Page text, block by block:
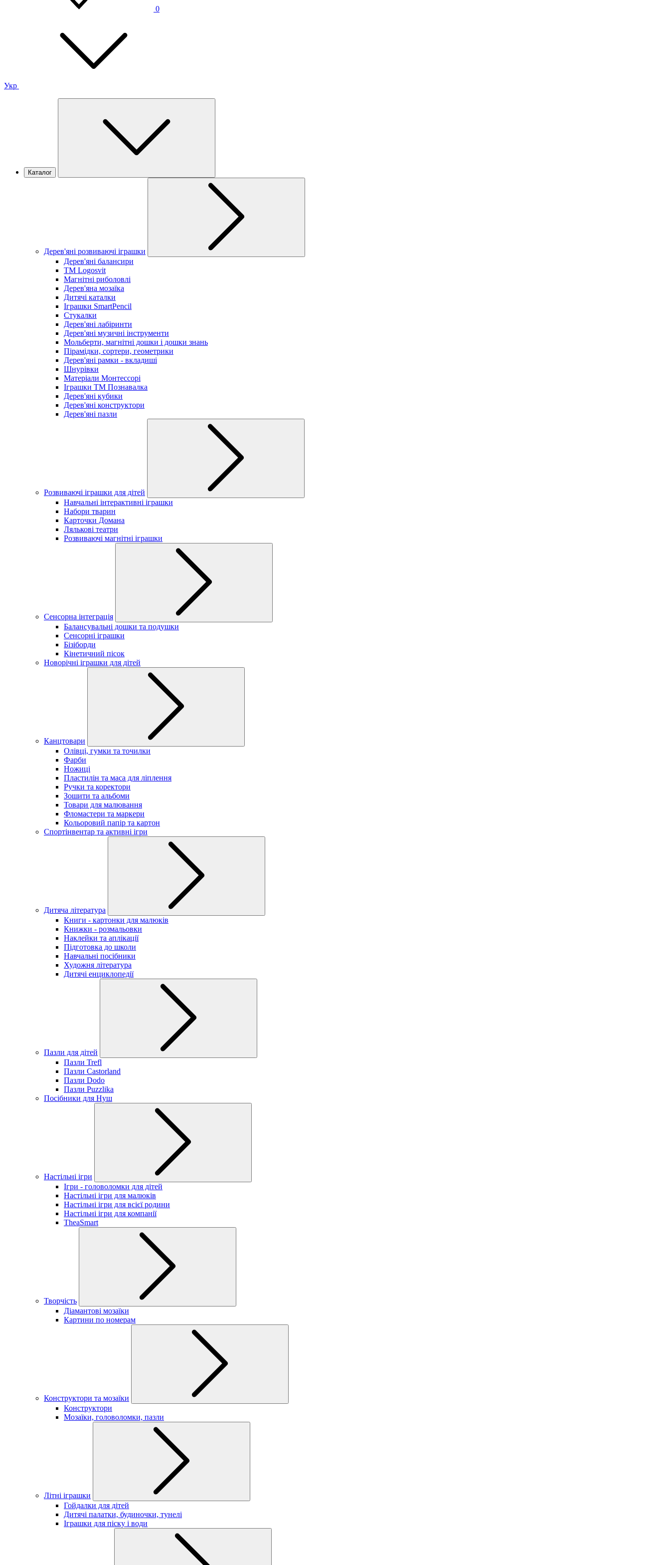
0
Укр
Каталог
Дерев'яні розвиваючі іграшки
Дерев'яні балансири
TM Logosvit
Магнітні риболовлі
Дерев'яна мозаїка
Дитячі каталки
Іграшки SmartPencil
Стукалки
Дерев'яні лабіринти
Дерев'яні музичні інструменти
Мольберти, магнітні дошки і дошки знань
Пірамідки, сортери, геометрики
Дерев'яні рамки - вкладиші
Шнурівки
Матеріали Монтессорі
Іграшки ТМ Познавалка
Дерев'яні кубики
Дерев'яні конструктори
Дерев'яні пазли
Розвиваючі іграшки для дітей
Навчальні інтерактивні іграшки
Набори тварин
Карточки Домана
Лялькові театри
Розвиваючі магнітні іграшки
Сенсорна інтеграція
Балансувальні дошки та подушки
Сенсорні іграшки
Бізіборди
Кінетичний пісок
Новорічні іграшки для дітей
Канцтовари
Олівці, гумки та точилки
Фарби
Ножиці
Пластилін та маса для ліплення
Ручки та коректори
Зошити та альбоми
Товари для малювання
Фломастери та маркери
Кольоровий папір та картон
Спортінвентар та активні ігри
Дитяча література
Книги - картонки для малюків
Книжки - розмальовки
Наклейки та аплікації
Підготовка до школи
Навчальні посібники
Художня література
Дитячі енциклопедії
Пазли для дітей
Пазли Trefl
Пазли Castorland
Пазли Dodo
Пазли Puzzlika
Посібники для Нуш
Настільні ігри
Ігри - головоломки для дітей
Настільні ігри для малюків
Настільні ігри для всієї родини
Настільні ігри для компанії
TheaSmart
Творчість
Діамантові мозаїки
Картини по номерам
Конструктори та мозаїки
Конструктори
Мозаїки, головоломки, пазли
Літні іграшки
Гойдалки для дітей
Дитячі палатки, будиночки, тунелі
Іграшки для піску і води